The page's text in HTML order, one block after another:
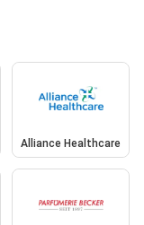
Alliance Healthcare